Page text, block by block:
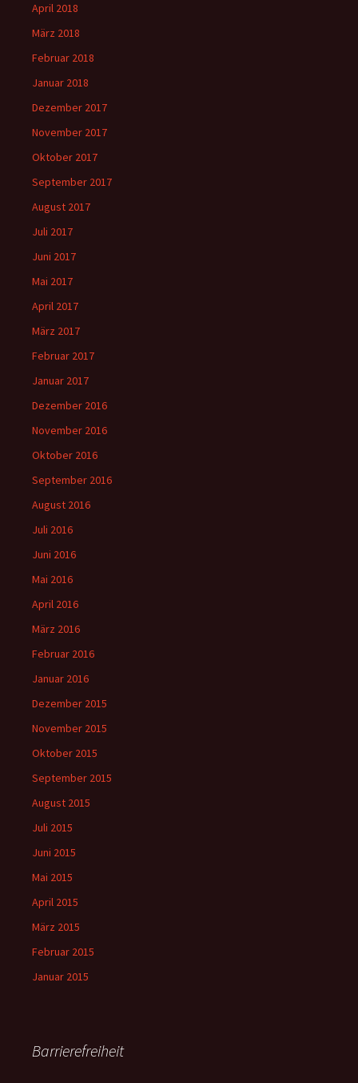
April 2018
März 2018
Februar 2018
Januar 2018
Dezember 2017
November 2017
Oktober 2017
September 2017
August 2017
Juli 2017
Juni 2017
Mai 2017
April 2017
März 2017
Februar 2017
Januar 2017
Dezember 2016
November 2016
Oktober 2016
September 2016
August 2016
Juli 2016
Juni 2016
Mai 2016
April 2016
März 2016
Februar 2016
Januar 2016
Dezember 2015
November 2015
Oktober 2015
September 2015
August 2015
Juli 2015
Juni 2015
Mai 2015
April 2015
März 2015
Februar 2015
Januar 2015
Barrierefreiheit